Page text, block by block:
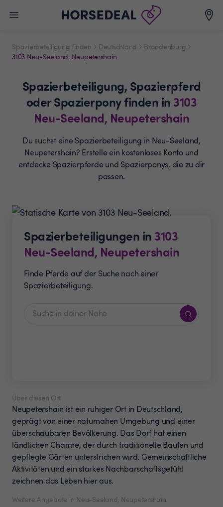
Spazierbeteiligung finden Deutschland
Brandenburg
3103 Neu-Seeland, Neupetershain
Spazierbeteiligung, Spazierpferd
oder Spazierponyfinden in 3103
Neu-Seeland, Neupetershain
Du suchst eine Spazierbeteiligung in Neu-Seeland,
Neupetershain? Erstelle ein kostenloses Konto und
entdecke Spazierpferde und Spazierponys, die zu dir
passen.
Spazierbeteiligungen in 3103
Neu-Seeland, Neupetershain
Finde Pferde auf der Suche nach einer
Spazierbeteiligung.
Weitere Angebote in Neu-Seeland, Neupetershain
Über diesen Ort
Neupetershain ist ein ruhiger Ort in Deutschland,
geprägt von einer naturnahen Umgebung und einer
überschaubaren Bevölkerung. Das Dorf hat einen
ländlichen Charme, der durch traditionelle Bauten und
gepflegte Gärten unterstrichen wird. Gemeinschaftliche
Aktivitäten und ein starkes Nachbarschaftsgefühl
zeichnen das Leben hier aus.